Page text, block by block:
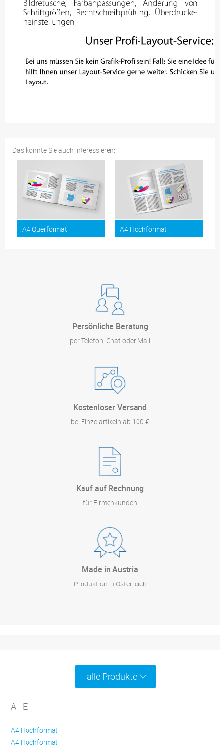
Das könnte Sie auch interessieren:
A4 Querformat A4 Hochformat
Persönliche Beratung
per Telefon, Chat oder Mail
Kostenloser Versand
bei Einzelartikeln ab 100 €
Kauf auf Rechnung
für Firmenkunden
Made in Austria
Produktion in Österreich
alle Produkte
A - E
A4 Hochformat
A4 Hochformat